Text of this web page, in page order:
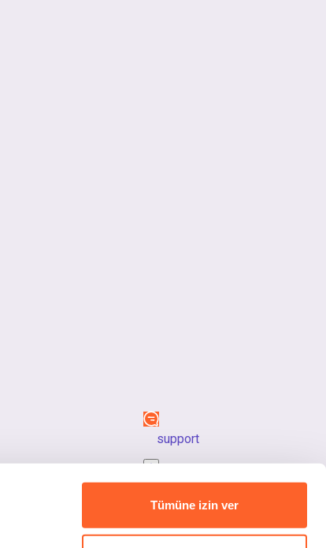
Tümüne izin ver
support